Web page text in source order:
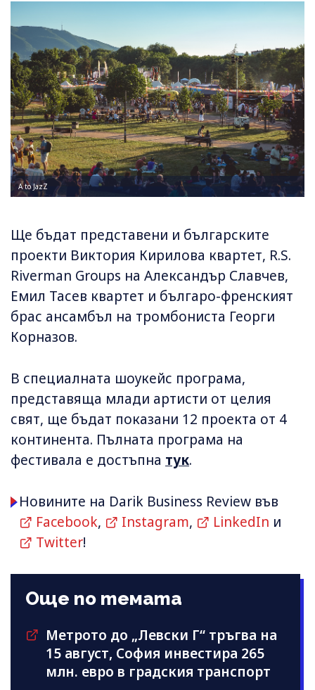
A to JazZ
Ще бъдат представени и българските
проекти Виктория Кирилова квартет, R.S.
Riverman Groups на Александър Славчев,
Емил Тасев квартет и българо-френският
брас ансамбъл на тромбониста Георги
Корназов.
В специалната шоукейс програма,
представяща млади артисти от целия
свят, ще бъдат показани 12 проекта от 4
континента. Пълната програма на
фестивала е достъпна тук.
Новините на Darik Business Review във
Facebook, Instagram, LinkedIn и
Twitter!
Още по темата
Метрото до „Левски Г“ тръгва на
15 август, София инвестира 265
млн. евро в градския транспорт